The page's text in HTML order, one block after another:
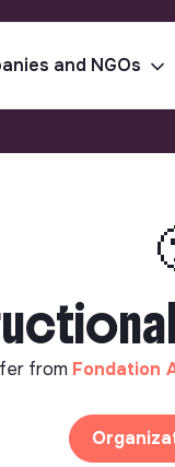
and NGOs
from Fondation